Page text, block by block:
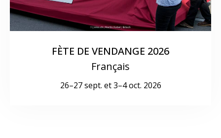
FÈTE DE VENDANGE 2026
Français
26–27 sept. et 3–4 oct. 2026